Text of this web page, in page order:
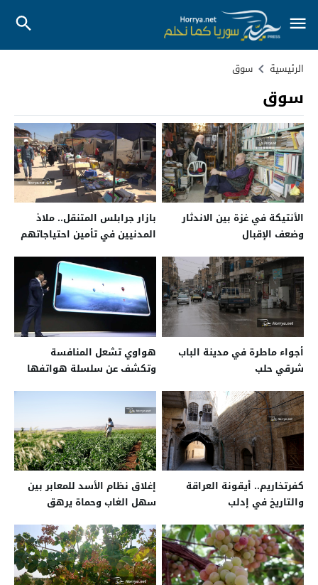
الرئيسية سوق
سوق
الأنتيكة في غزة بين الاندثار
وضعف الإقبال
بازار جرابلس المتنقل.. ملاذ
المدنيين في تأمين احتياجاتهم
أجواء ماطرة في مدينة الباب
شرقي حلب
هواوي تشعل المنافسة
وتكشف عن سلسلة هواتفها
كفرتخاريم.. أيقونة العراقة
والتاريخ في إدلب
إغلاق نظام الأسد للمعابر بين
سهل الغاب وحماة يرهق